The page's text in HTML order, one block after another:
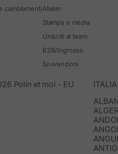
cambiamentiAtelier
Stampa e media
Unisciti al team
B2B/Ingrosso
Sovvenzioni
Polín et moi - EU